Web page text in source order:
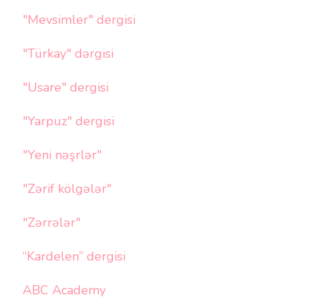
"Mevsimler" dergisi
"Türkay" dərgisi
"Usare" dergisi
"Yarpuz" dergisi
"Yeni nəşrlər"
"Zərif kölgələr"
"Zərrələr"
“Kardelen” dergisi
ABC Academy